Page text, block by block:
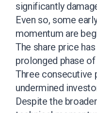
significantly
Even so, some
momentum are
The share price
prolonged phase
Three consecutive
undermined
Despite the